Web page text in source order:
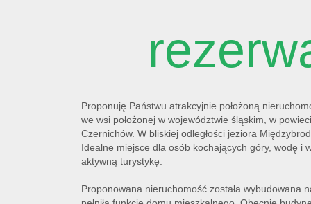
Proponuję Państwu atrakcyjnie położoną
we wsi położonej w województwie śląskim, w
Czernichów. W bliskiej odległości jeziora
Idealne miejsce dla osób kochających góry, wodę i
aktywną turystykę.
Proponowana nieruchomość została wybudowana